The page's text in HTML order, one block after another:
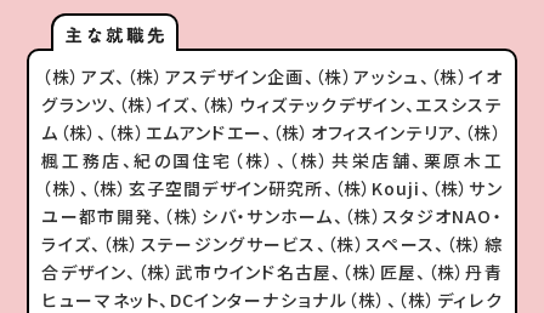
（株）アズ、（株）アスデザイン企画、（株）アッシュ、（株）イオ
グランツ、（株）イズ、（株）ウィズテックデザイン、エスシステ
ム（株）、（株）エムアンドエー、（株）オフィスインテリア、（株）
楓工務店、紀の国住宅（株）、（株）共栄店舗、栗原木工
（株）、（株）玄子空間デザイン研究所、（株）Kouji、（株）サン
ユー都市開発、（株）シバ・サンホーム、（株）スタジオNAO・
ライズ、（株）ステージングサービス、（株）スペース、（株）綜
合デザイン、（株）武市ウインド名古屋、（株）匠屋、（株）丹青
ヒューマネット、DCインターナショナル（株）、（株）ディレク